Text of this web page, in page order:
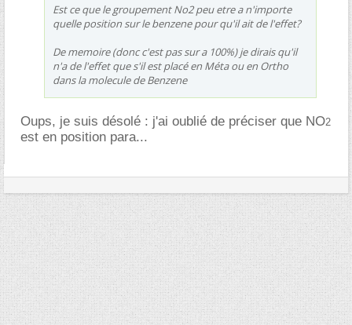
Est ce que le groupement No2 peu etre a n'importe
quelle position sur le benzene pour qu'il ait de l'effet?
De memoire (donc c'est pas sur a 100%) je dirais qu'il
n'a de l'effet que s'il est placé en Méta ou en Ortho
dans la molecule de Benzene
Oups, je suis désolé : j'ai oublié de préciser que NO2
est en position para...